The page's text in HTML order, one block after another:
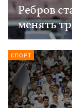
Ребров
менять
СПОРТ